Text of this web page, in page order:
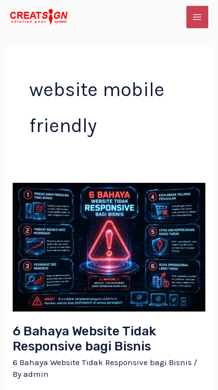
website mobile
friendly
6 Bahaya Website Tidak
Responsive bagi Bisnis
6 Bahaya Website Tidak Responsive bagi Bisnis /
Byadmin
Bahaya
Website
Tidak
Responsive
bagi
Bisnis